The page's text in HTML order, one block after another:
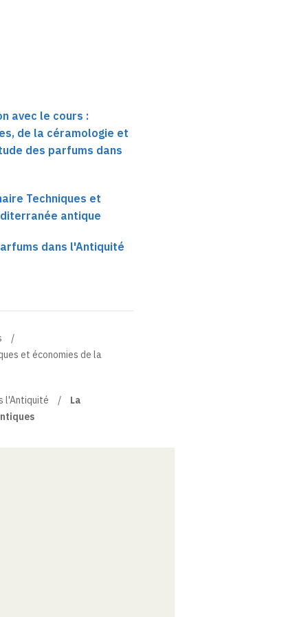
avec le cours :
de la céramologie et
des parfums dans
Techniques et
antique
dans l'Antiquité
et économies de la
l'Antiquité
La